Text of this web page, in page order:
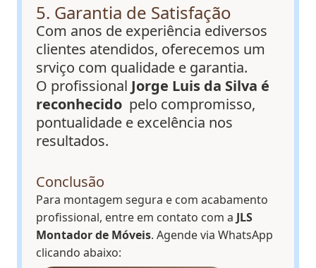
5. Garantia de Satisfação
Com anos de experiência ediversos
clientes atendidos, oferecemos um
srviço com qualidade e garantia.
O profissional Jorge Luis da Silva é
reconhecido pelo compromisso,
pontualidade e excelência nos
resultados.
Conclusão
Para montagem segura e com acabamento
profissional, entre em contato com a JLS
Montador de Móveis. Agende via WhatsApp
clicando abaixo: